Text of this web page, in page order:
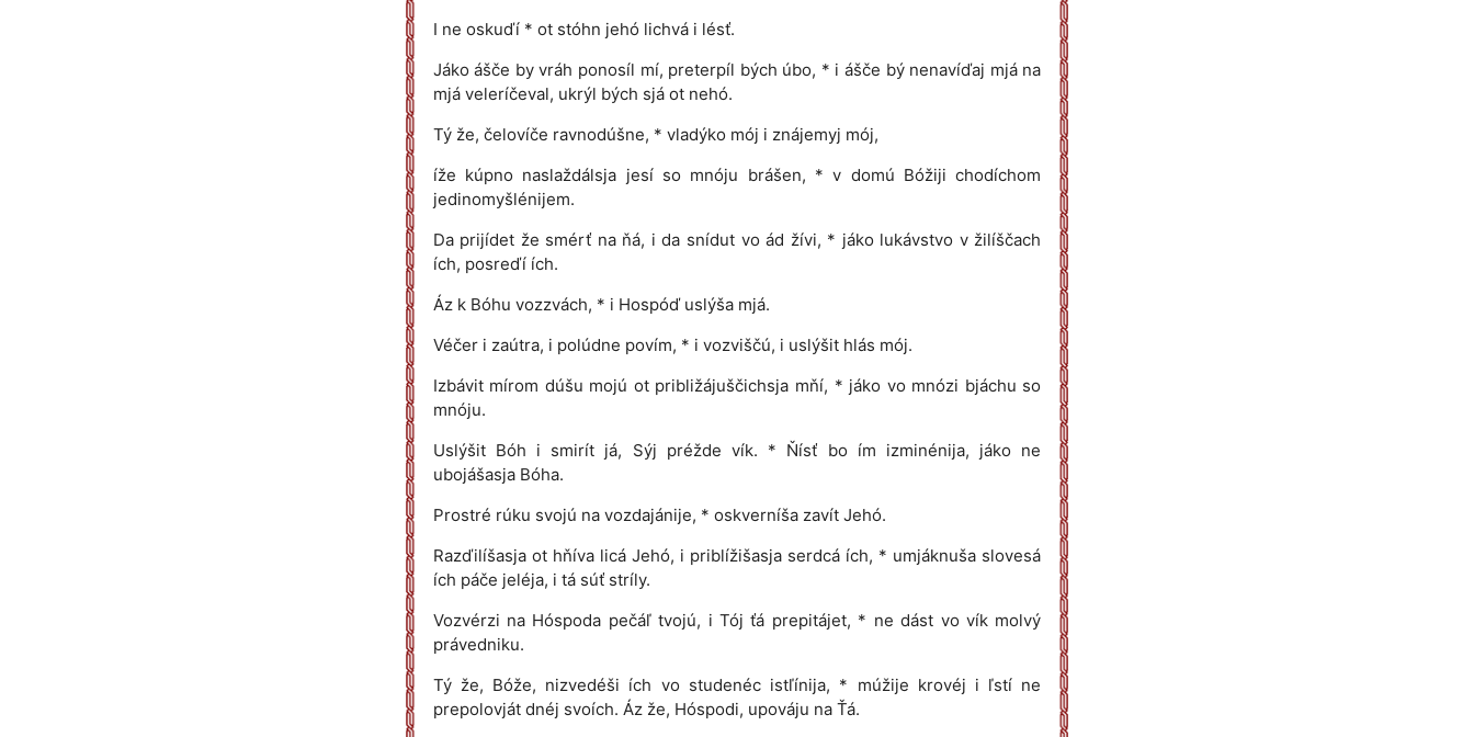
I ne oskuďí * ot stóhn jehó lichvá i lésť.
Jáko ášče by vráh ponosíl mí, preterpíl bých úbo, * i ášče bý nenavíďaj mjá na
mjá veleríčeval, ukrýl bých sjá ot nehó.
Tý že, čelovíče ravnodúšne, * vladýko mój i znájemyj mój,
íže kúpno naslaždálsja jesí so mnóju brášen, * v domú Bóžiji chodíchom
jedinomyšlénijem.
Da prijídet že smérť na ňá, i da snídut vo ád žívi, * jáko lukávstvo v žilíščach
ích, posreďí ích.
Áz k Bóhu vozzvách, * i Hospóď uslýša mjá.
Véčer i zaútra, i polúdne povím, * i vozviščú, i uslýšit hlás mój.
Izbávit mírom dúšu mojú ot približájuščichsja mňí, * jáko vo mnózi bjáchu so
mnóju.
Uslýšit Bóh i smirít já, Sýj préžde vík. * Ňísť bo ím izminénija, jáko ne
ubojášasja Bóha.
Prostré rúku svojú na vozdajánije, * oskverníša zavít Jehó.
Razďilíšasja ot hňíva licá Jehó, i priblížišasja serdcá ích, * umjáknuša slovesá
ích páče jeléja, i tá súť stríly.
Vozvérzi na Hóspoda pečáľ tvojú, i Tój ťá prepitájet, * ne dást vo vík molvý
právedniku.
Tý že, Bóže, nizvedéši ích vo studenéc istľínija, * múžije krovéj i ľstí ne
prepolovját dnéj svoích. Áz že, Hóspodi, upováju na Ťá.